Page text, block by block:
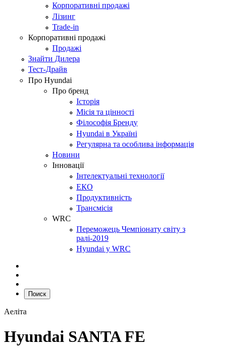
Корпоративні продажі
Лізинг
Trade-in
Корпоративні продажі
Продажі
Знайти Дилера
Тест-Драйв
Про Hyundai
Про бренд
Історія
Місія та цінності
Філософія Бренду
Hyundai в Україні
Регулярна та особлива інформація
Новини
Інновації
Інтелектуальні технології
ЕКО
Продуктивність
Трансмісія
WRC
Переможець Чемпіонату світу з
ралі-2019
Hyundai у WRC
Поиск
Аеліта
Hyundai SANTA FE